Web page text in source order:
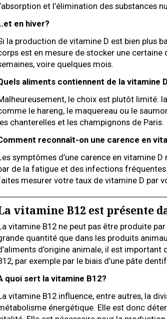
et l’élimination des substances
en hiver?
la production de vitamine D est bien plus
est en mesure de stocker une
voire quelques mois.
aliments contiennent de la vitamine
le choix est plutôt limité:
le hareng, le maquereau ou le
chanterelles et les champignons de Paris.
reconnaît-on une carence en
symptômes d’une carence en vitamine
de la fatigue et des infections
mesurer votre taux de vitamine D par
vitamine B12 est présente
vitamine B12 ne peut pas être produite
quantité que dans les produits
d’origine animale, il est
par exemple par le biais d’une pâte
quoi sert la vitamine B12?
vitamine B12 influence, entre autres, la
énergétique. Elle est donc